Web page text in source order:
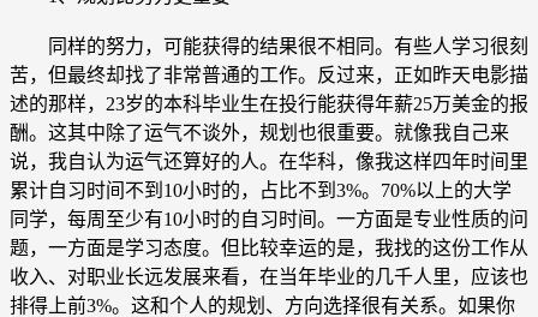
同样的努力，可能获得的结果很不相同。有些人学习很刻
苦，但最终却找了非常普通的工作。反过来，正如昨天电影描
述的那样，23岁的本科毕业生在投行能获得年薪25万美金的报
酬。这其中除了运气不谈外，规划也很重要。就像我自己来
说，我自认为运气还算好的人。在华科，像我这样四年时间里
累计自习时间不到10小时的，占比不到3%。70%以上的大学
同学，每周至少有10小时的自习时间。一方面是专业性质的问
题，一方面是学习态度。但比较幸运的是，我找的这份工作从
收入、对职业长远发展来看，在当年毕业的几千人里，应该也
排得上前3%。这和个人的规划、方向选择很有关系。如果你